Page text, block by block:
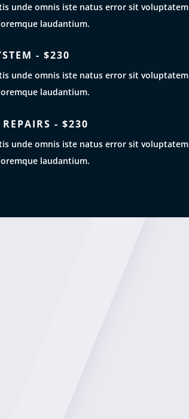
unde omnis iste natus error sit voluptatem
laudantium.
- $230
unde omnis iste natus error sit voluptatem
laudantium.
- $230
unde omnis iste natus error sit voluptatem
laudantium.